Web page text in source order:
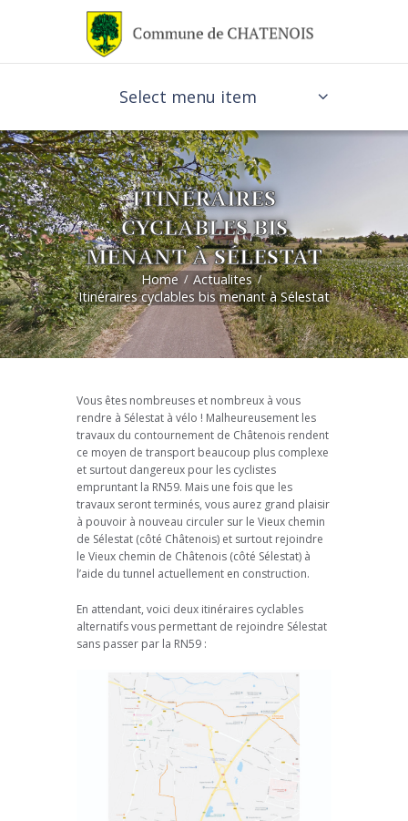
Select menu item
ITINÉRAIRES
CYCLABLES BIS
MENANT À SÉLESTAT
Home
Actualites
Itinéraires cyclables bis menant à Sélestat
Vous êtes nombreuses et nombreux à vous
rendre à Sélestat à vélo ! Malheureusement les
travaux du contournement de Châtenois rendent
ce moyen de transport beaucoup plus complexe
et surtout dangereux pour les cyclistes
empruntant la RN59. Mais une fois que les
travaux seront terminés, vous aurez grand plaisir
à pouvoir à nouveau circuler sur le Vieux chemin
de Sélestat (côté Châtenois) et surtout rejoindre
le Vieux chemin de Châtenois (côté Sélestat) à
l’aide du tunnel actuellement en construction.
En attendant, voici deux itinéraires cyclables
alternatifs vous permettant de rejoindre Sélestat
sans passer par la RN59 :